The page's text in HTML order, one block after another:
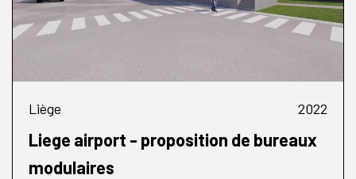
Liège 2022
Liege airport - proposition de bureaux
modulaires